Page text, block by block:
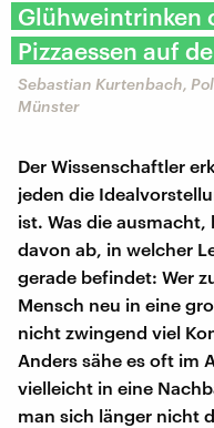
Glühweintrinken
Pizzaessen auf
Sebastian Kurtenbach,
Münster
Der Wissenschaftler
jeden die
ist. Was die
davon ab, in welcher
gerade befindet: Wer
Mensch neu in eine
nicht zwingend viel
Anders sähe es oft im
vielleicht in eine
man sich länger nicht